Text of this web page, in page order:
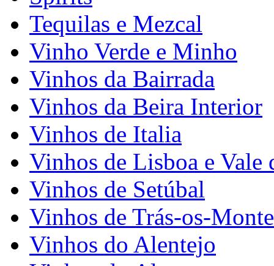
Tequilas e Mezcal
Vinho Verde e Minho
Vinhos da Bairrada
Vinhos da Beira Interior
Vinhos de Italia
Vinhos de Lisboa e Vale
Vinhos de Setúbal
Vinhos de Trás-os-
Vinhos do Alentejo